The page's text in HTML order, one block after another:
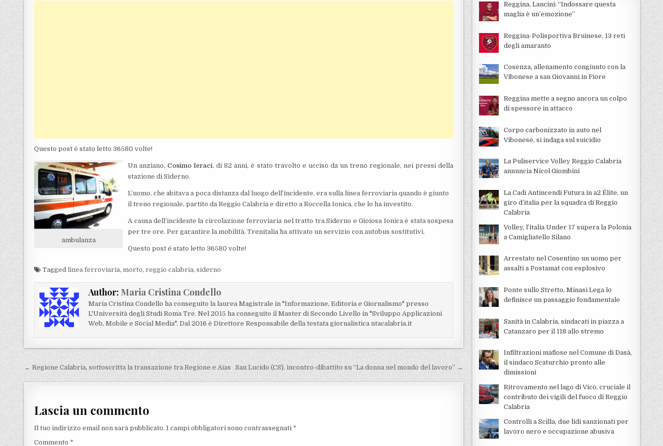
Questo post é stato letto 36580 volte!
ambulanza
Un anziano, Cosimo Ieraci, di 82 anni, è stato travolto e ucciso da un treno regionale, nei pressi della
stazione di Siderno.
L’uomo, che abitava a poca distanza dal luogo dell’incidente, era sulla linea ferroviaria quando è giunto
il treno regionale, partito da Reggio Calabria e diretto a Roccella Ionica, che lo ha investito.
A causa dell’incidente la circolazione ferroviaria nel tratto tra Siderno e Gioiosa Ionica è stata sospesa
per tre ore. Per garantire la mobilità, Trenitalia ha attivato un servizio con autobus sostitutivi.
Questo post é stato letto 36580 volte!
Taggedlinea ferroviaria,morto,reggio calabria,siderno
Author: Maria Cristina Condello
Maria Cristina Condello ha conseguito la laurea Magistrale in "Informazione, Editoria e Giornalismo" presso
L'Università degli Studi Roma Tre. Nel 2015 ha conseguito il Master di Secondo Livello in "Sviluppo Applicazioni
Web, Mobile e Social Media". Dal 2016 è Direttore Responsabile della testata giornalistica ntacalabria.it
Navigazione articoli
← Regione Calabria, sottoscritta la transazione tra Regione e Aias San Lucido (CS), incontro-dibattito su “La donna nel mondo del lavoro” →
Lascia un commento
Il tuo indirizzo email non sarà pubblicato. I campi obbligatori sono contrassegnati *
Commento *
Reggina, Lancini: “Indossare questa
maglia è un’emozione”
Reggina-Polisportiva Bruinese, 13 reti
degli amaranto
Cosenza, allenamento congiunto con la
Vibonese a san Giovanni in Fiore
Reggina mette a segno ancora un colpo
di spessore in attacco
Corpo carbonizzato in auto nel
Vibonese, si indaga sul suicidio
La Puliservice Volley Reggio Calabria
annuncia Nicol Giombini
La Cadì Antincendi Futura in a2 Élite, un
giro d’italia per la squadra di Reggio
Calabria
Volley, l’italia Under 17 supera la Polonia
a Camigliatello Silano
Arrestato nel Cosentino un uomo per
assalti a Postamat con esplosivo
Ponte sullo Stretto, Minasi Lega lo
definisce un passaggio fondamentale
Sanità in Calabria, sindacati in piazza a
Catanzaro per il 118 allo stremo
Infiltrazioni mafiose nel Comune di Dasà,
il sindaco Scaturchio pronto alle
dimissioni
Ritrovamento nel lago di Vico, cruciale il
contributo dei vigili del fuoco di Reggio
Calabria
Controlli a Scilla, due lidi sanzionati per
lavoro nero e occupazione abusiva